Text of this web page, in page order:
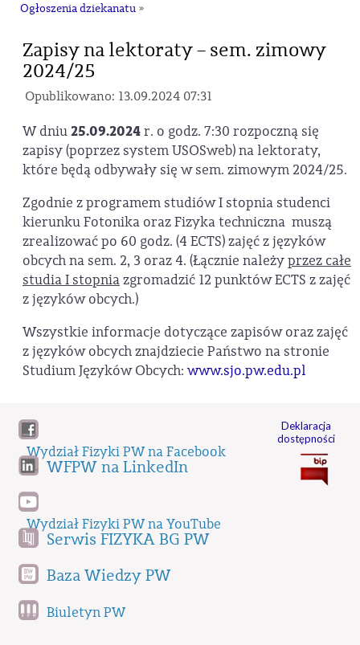
Ogłoszenia dziekanatu »
Zapisy na lektoraty – sem. zimowy
2024/25
Opublikowano: 13.09.2024 07:31
W dniu25.09.2024r. o godz. 7:30 rozpoczną się
zapisy (poprzez system USOSweb) na lektoraty,
które będą odbywały się w sem. zimowym 2024/25.
Zgodnie z programem studiów I stopnia studenci
kierunku Fotonika oraz Fizyka techniczna muszą
zrealizować po 60 godz. (4 ECTS) zajęć z języków
obcych na sem. 2, 3 oraz 4. (Łącznie należyprzez całe
studia I stopniazgromadzić 12 punktów ECTS z zajęć
z języków obcych.)
Wszystkie informacje dotyczące zapisów oraz zajęć
z języków obcych znajdziecie Państwo na stronie
Studium Języków Obcych: www.sjo.pw.edu.pl
Wydział Fizyki PW na Facebook
WFPW na LinkedIn
Wydział Fizyki PW na YouTube
Serwis FIZYKA BG PW
Baza Wiedzy PW
Biuletyn PW
Deklaracja
dostępności